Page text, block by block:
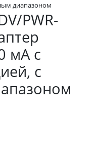
диапазоном
PWR-
мА с
с